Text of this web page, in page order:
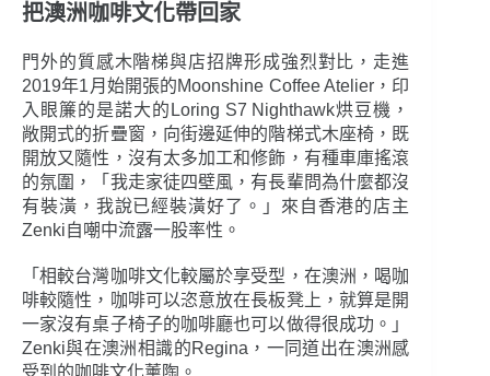
把澳洲咖啡文化帶回家
門外的質感木階梯與店招牌形成強烈對比，走進
2019年1月始開張的Moonshine Coffee Atelier，印
入眼簾的是諾大的Loring S7 Nighthawk烘豆機，
敞開式的折疊窗，向街邊延伸的階梯式木座椅，既
開放又隨性，沒有太多加工和修飾，有種車庫搖滾
的氛圍，「我走家徒四壁風，有長輩問為什麼都沒
有裝潢，我說已經裝潢好了。」來自香港的店主
Zenki自嘲中流露一股率性。
「相較台灣咖啡文化較屬於享受型，在澳洲，喝咖
啡較隨性，咖啡可以恣意放在長板凳上，就算是開
一家沒有桌子椅子的咖啡廳也可以做得很成功。」
Zenki與在澳洲相識的Regina，一同道出在澳洲感